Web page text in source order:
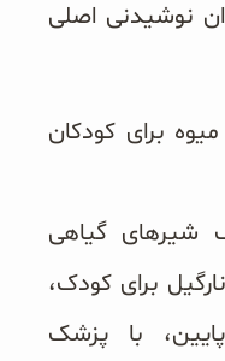
نوشیدنی اصلی
برای کودکان
شیرهای گیاهی
برای کودک،
با پزشک